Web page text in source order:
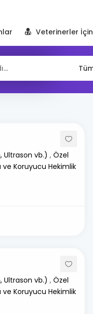
Veterinerler İçin
vb.) , Özel
ve Koruyucu Hekimlik
vb.) , Özel
ve Koruyucu Hekimlik